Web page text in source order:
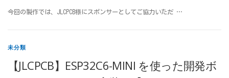
今回の製作では、JLCPCB様にスポンサーとしてご協力いただ …
未分類
【JLCPCB】ESP32C6-MINI を使った開発ボ